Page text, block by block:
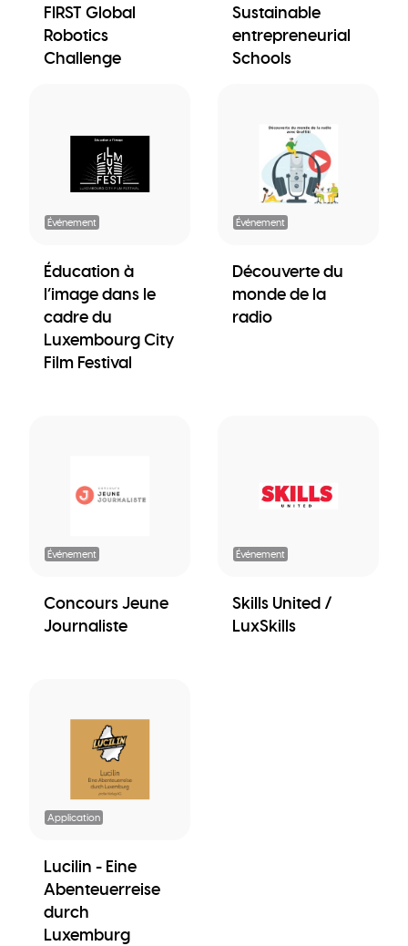
FIRST Global
Robotics
Challenge
Sustainable
entrepreneurial
Schools
Événement
Éducation à
l’image dans le
cadre du
Luxembourg City
Film Festival
Événement
Découverte du
monde de la
radio
Événement
Concours Jeune
Journaliste
Événement
Skills United /
LuxSkills
Application
Lucilin - Eine
Abenteuerreise
durch
Luxemburg